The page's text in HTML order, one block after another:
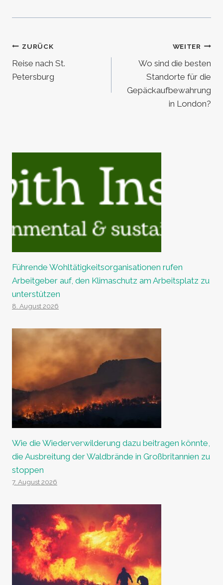
Beitragsnavigation
ZURÜCK
Reise nach St.
Petersburg
WEITER
Wo sind die besten
Standorte für die
Gepäckaufbewahrung
in London?
Führende Wohltätigkeitsorganisationen rufen
Arbeitgeber auf, den Klimaschutz am Arbeitsplatz zu
unterstützen
8. August 2026
Wie die Wiederverwilderung dazu beitragen könnte,
die Ausbreitung der Waldbrände in Großbritannien zu
stoppen
7. August 2026